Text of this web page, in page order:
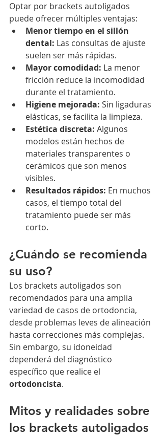
Optar por brackets autoligados
puede ofrecer múltiples ventajas:
Menor tiempo en el sillón
dental: Las consultas de ajuste
suelen ser más rápidas.
Mayor comodidad: La menor
fricción reduce la incomodidad
durante el tratamiento.
Higiene mejorada: Sin ligaduras
elásticas, se facilita la limpieza.
Estética discreta: Algunos
modelos están hechos de
materiales transparentes o
cerámicos que son menos
visibles.
Resultados rápidos: En muchos
casos, el tiempo total del
tratamiento puede ser más
corto.
¿Cuándo se recomienda
su uso?
Los brackets autoligados son
recomendados para una amplia
variedad de casos de ortodoncia,
desde problemas leves de alineación
hasta correcciones más complejas.
Sin embargo, su idoneidad
dependerá del diagnóstico
específico que realice el
ortodoncista.
Mitos y realidades sobre
los brackets autoligados